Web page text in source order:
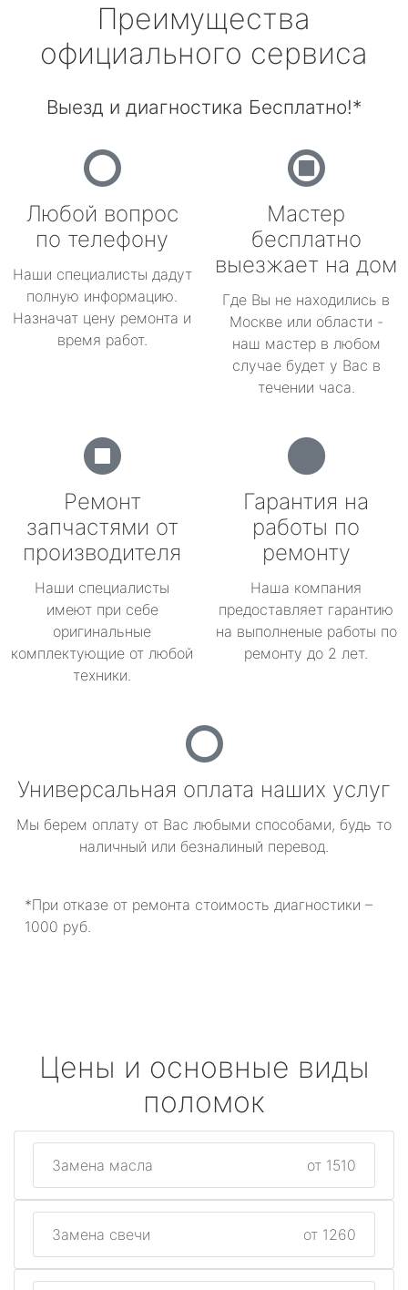
Преимущества
официального сервиса
Выезд и диагностика Бесплатно!*
Любой вопрос
по телефону
Наши специалисты дадут
полную информацию.
Назначат цену ремонта и
время работ.
Мастер
бесплатно
выезжает на дом
Где Вы не находились в
Москве или области -
наш мастер в любом
случае будет у Вас в
течении часа.
Ремонт
запчастями от
производителя
Наши специалисты
имеют при себе
оригинальные
комплектующие от любой
техники.
Гарантия на
работы по
ремонту
Наша компания
предоставляет гарантию
на выполненые работы по
ремонту до 2 лет.
Универсальная оплата наших услуг
Мы берем оплату от Вас любыми способами, будь то
наличный или безналиный перевод.
*При отказе от ремонта стоимость диагностики –
1000 руб.
Цены и основные виды
поломок
Замена масла от 1510
Замена свечи от 1260